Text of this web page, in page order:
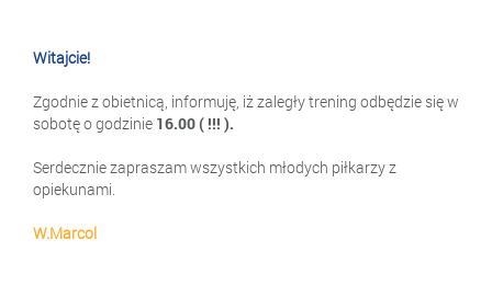
Witajcie!
Zgodnie z obietnicą, informuję, iż zaległy trening odbędzie się w
sobotę o godzinie 16.00 ( !!! ).
Serdecznie zapraszam wszystkich młodych piłkarzy z
opiekunami.
W.Marcol